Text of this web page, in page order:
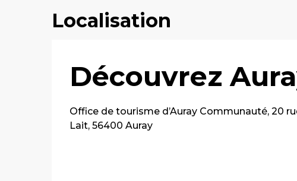
Localisation
Découvrez
Office de tourisme d’Auray Communauté, 20
Lait, 56400 Auray